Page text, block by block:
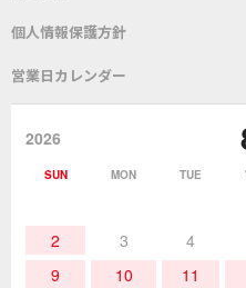
表面実装/SMT関連
作業環境／材料
取扱説明書
該非説明発行の申込み
グットのあゆみ
個人情報保護方針
営業日カレンダー
2026
SUN MON TUE
2
3 4
9
10 11